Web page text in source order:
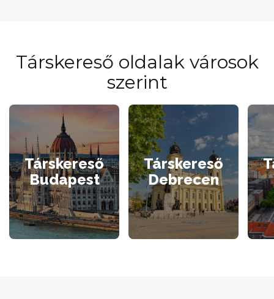
Társkereső oldalak városok
szerint
Társkereső
Budapest
Társkereső
Debrecen